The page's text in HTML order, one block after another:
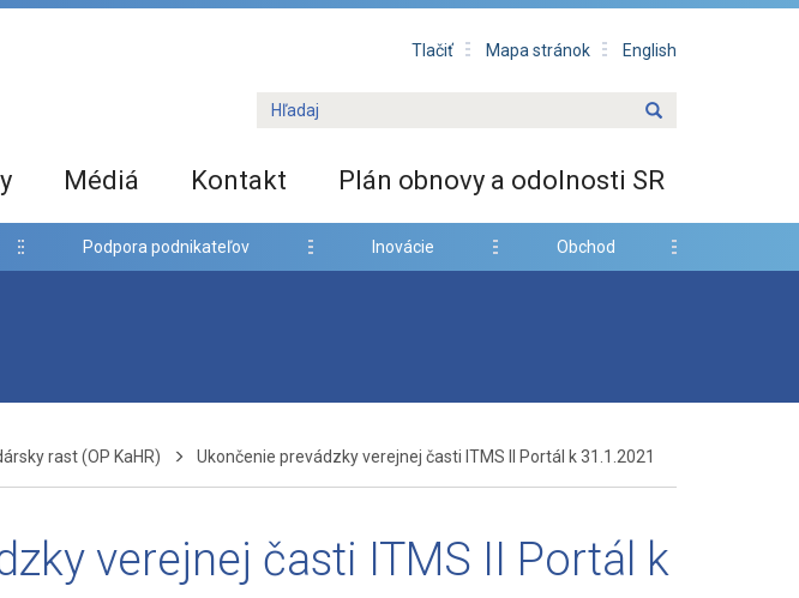
Tlačiť Mapa stránok English
Médiá Kontakt Plán obnovy a odolnosti SR
Podpora podnikateľov Inovácie Obchod
rast (OP KaHR)
Ukončenie prevádzky verejnej časti ITMS II Portál k 31.1.2021
verejnej časti ITMS II Portál k